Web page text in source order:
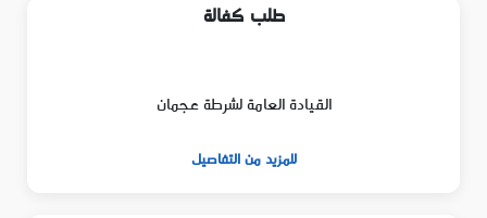
طلب كفالة
القيادة العامة لشرطة عجمان
للمزيد من التفاصيل